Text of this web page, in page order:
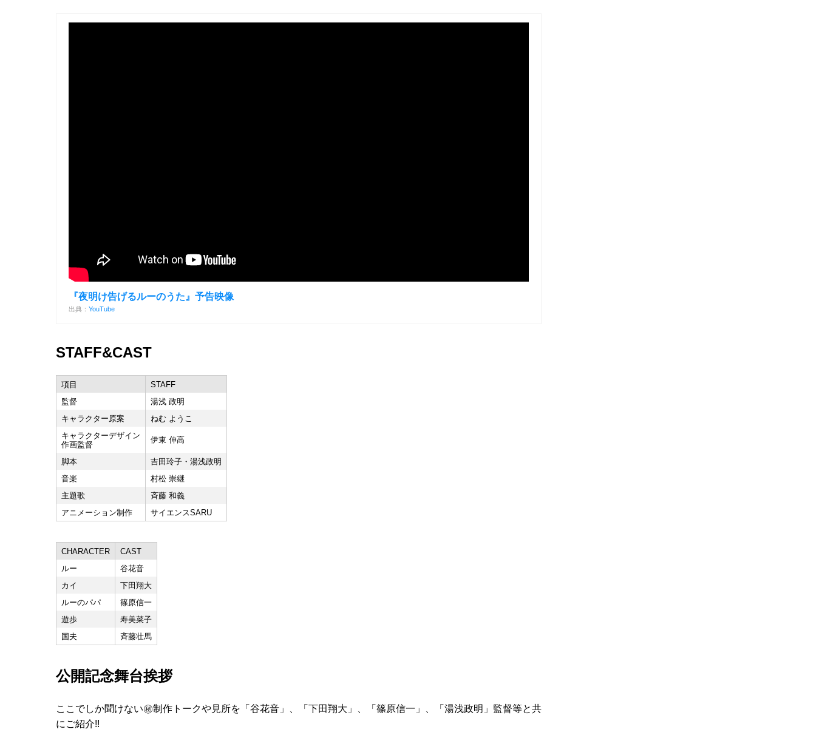
『夜明け告げるルーのうた』予告映像
出典： YouTube
STAFF&CAST
項目
STAFF
監督
湯浅 政明
キャラクター原案
ねむ ようこ
キャラクターデザイン
作画監督
伊東 伸高
脚本
吉田玲子・湯浅政明
音楽
村松 崇継
主題歌
斉藤 和義
アニメーション制作
サイエンスSARU
CHARACTER
CAST
ルー
谷花音
カイ
下田翔大
ルーのパパ
篠原信一
遊歩
寿美菜子
国夫
斉藤壮馬
公開記念舞台挨拶
ここでしか聞けない㊙制作トークや見所を「谷花音」、「下田翔大」、「篠原信一」、「湯浅政明」監督等と共
にご紹介!!